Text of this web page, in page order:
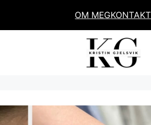
OM MEGKONTAKT